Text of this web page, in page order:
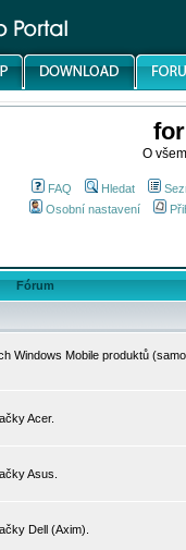
O
FAQ Hledat
Osobní nastavení
Fórum
Windows Mobile produktů
Acer.
Asus.
Dell (Axim).